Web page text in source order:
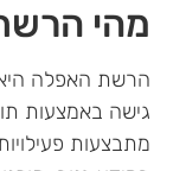
מהי
הרשת האפלה
מתבצעות